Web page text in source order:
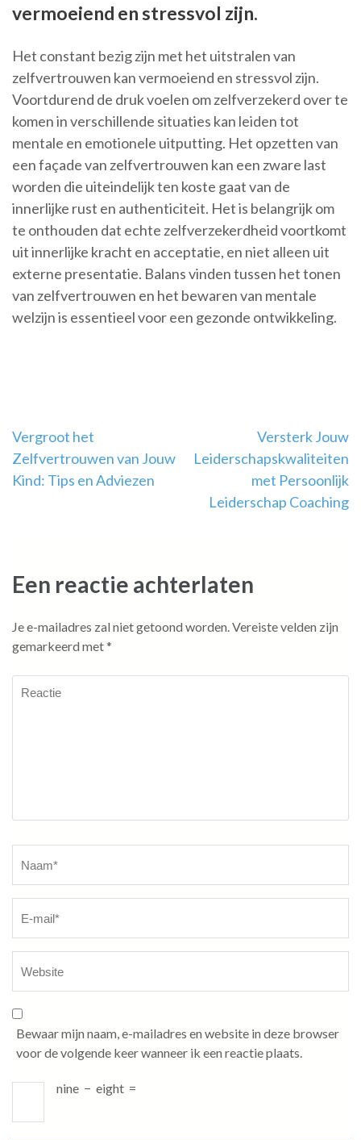
vermoeiend en stressvol zijn.
Het constant bezig zijn met het uitstralen van
zelfvertrouwen kan vermoeiend en stressvol zijn.
Voortdurend de druk voelen om zelfverzekerd over te
komen in verschillende situaties kan leiden tot
mentale en emotionele uitputting. Het opzetten van
een façade van zelfvertrouwen kan een zware last
worden die uiteindelijk ten koste gaat van de
innerlijke rust en authenticiteit. Het is belangrijk om
te onthouden dat echte zelfverzekerdheid voortkomt
uit innerlijke kracht en acceptatie, en niet alleen uit
externe presentatie. Balans vinden tussen het tonen
van zelfvertrouwen en het bewaren van mentale
welzijn is essentieel voor een gezonde ontwikkeling.
Berichtnavigatie
Vergroot het
Zelfvertrouwen van Jouw
Kind: Tips en Adviezen
Versterk Jouw
Leiderschapskwaliteiten
met Persoonlijk
Leiderschap Coaching
Een reactie achterlaten
Je e-mailadres zal niet getoond worden.Vereiste velden zijn
gemarkeerd met*
Bewaar mijn naam, e-mailadres en website in deze browser
voor de volgende keer wanneer ik een reactie plaats.
nine − eight =